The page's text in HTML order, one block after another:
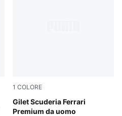
1 COLORE
Gilet Scuderia Ferrari
Premium da uomo
Puma Black